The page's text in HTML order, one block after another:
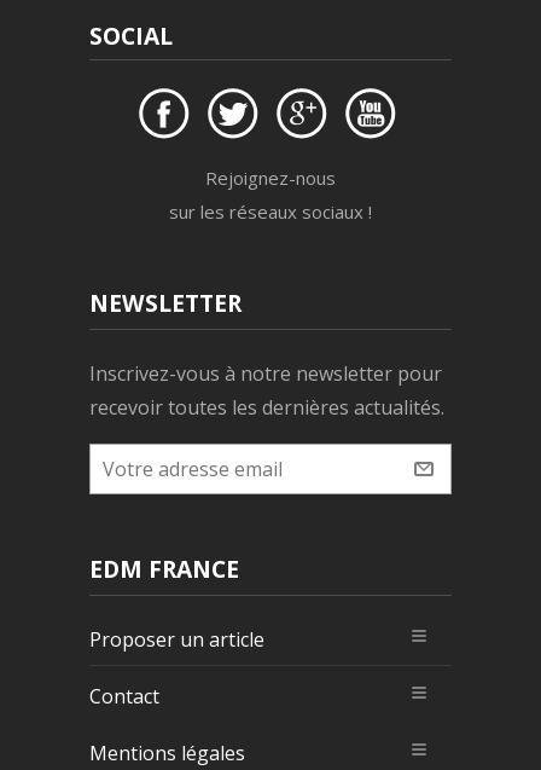
SOCIAL
Rejoignez-nous
sur les réseaux sociaux !
NEWSLETTER
Inscrivez-vous à notre newsletter pour
recevoir toutes les dernières actualités.
EDM FRANCE
Proposer un article
Contact
Mentions légales